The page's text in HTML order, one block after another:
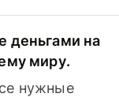
деньгами на
миру.
нужные